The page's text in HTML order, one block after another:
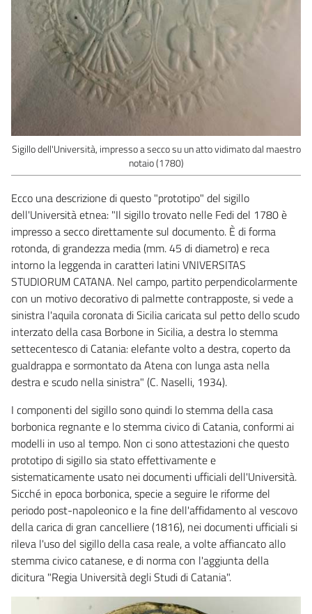
Sigillo dell'Università, impresso a secco su un atto vidimato dal maestro
notaio (1780)
Ecco una descrizione di questo "prototipo" del sigillo
dell'Università etnea: "Il sigillo trovato nelle Fedi del 1780 è
impresso a secco direttamente sul documento. È di forma
rotonda, di grandezza media (mm. 45 di diametro) e reca
intorno la leggenda in caratteri latini VNIVERSITAS
STUDIORUM CATANA. Nel campo, partito perpendicolarmente
con un motivo decorativo di palmette contrapposte, si vede a
sinistra l'aquila coronata di Sicilia caricata sul petto dello scudo
interzato della casa Borbone in Sicilia, a destra lo stemma
settecentesco di Catania: elefante volto a destra, coperto da
gualdrappa e sormontato da Atena con lunga asta nella
destra e scudo nella sinistra" (C. Naselli, 1934).
I componenti del sigillo sono quindi lo stemma della casa
borbonica regnante e lo stemma civico di Catania, conformi ai
modelli in uso al tempo. Non ci sono attestazioni che questo
prototipo di sigillo sia stato effettivamente e
sistematicamente usato nei documenti ufficiali dell'Università.
Sicché in epoca borbonica, specie a seguire le riforme del
periodo post-napoleonico e la fine dell'affidamento al vescovo
della carica di gran cancelliere (1816), nei documenti ufficiali si
rileva l'uso del sigillo della casa reale, a volte affiancato allo
stemma civico catanese, e di norma con l'aggiunta della
dicitura "Regia Università degli Studi di Catania".